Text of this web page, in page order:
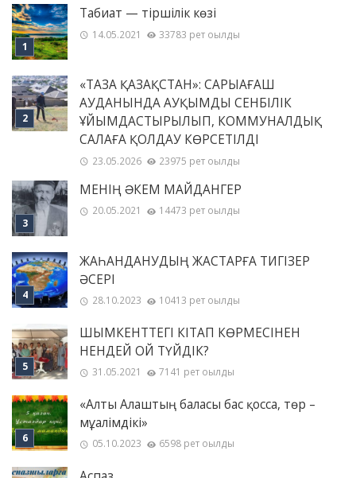
Табиғат — тіршілік көзі
14.05.2021 33783 рет оқылды
«ТАЗА ҚАЗАҚСТАН»: САРЫАҒАШ
АУДАНЫНДА АУҚЫМДЫ СЕНБІЛІК
ҰЙЫМДАСТЫРЫЛЫП, КОММУНАЛДЫҚ
САЛАҒА ҚОЛДАУ КӨРСЕТІЛДІ
23.05.2026 23975 рет оқылды
МЕНІҢ ƏКЕМ МАЙДАНГЕР
20.05.2021 14473 рет оқылды
ЖАҺАНДАНУДЫҢ ЖАСТАРҒА ТИГІЗЕР
ӘСЕРІ
28.10.2023 10413 рет оқылды
ШЫМКЕНТТЕГІ КІТАП КӨРМЕСІНЕН
НЕНДЕЙ ОЙ ТҮЙДІК?
31.05.2021 7141 рет оқылды
«Алты Алаштың баласы бас қосса, төр –
мұғалімдікі»
05.10.2023 6598 рет оқылды